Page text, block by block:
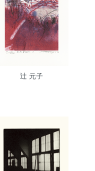
辻 元子